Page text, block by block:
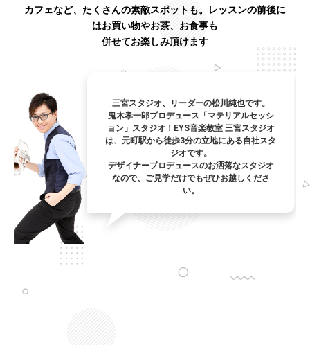
カフェなど、たくさんの素敵スポットも。
レッスンの前後に
はお買い物やお茶、お食事も
併せてお楽しみ頂けます
三宮スタジオ、リーダーの松川純也です。
鬼木孝一郎プロデュース「マテリアルセッシ
ョン」スタジオ！EYS音楽教室 三宮スタジオ
は、元町駅から徒歩3分の立地にある自社スタ
ジオです。
デザイナープロデュースのお洒落なスタジオ
なので、ご見学だけでもぜひお越しくださ
い。